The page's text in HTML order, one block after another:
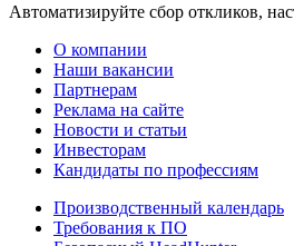
Автоматизируйте сбор откликов,
О компании
Наши вакансии
Партнерам
Реклама на сайте
Новости и статьи
Инвесторам
Кандидаты по профессиям
Производственный календарь
Требования к ПО